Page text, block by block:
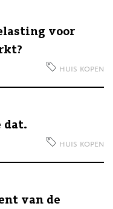
voor
huis kopen
dat.
huis kopen
van de